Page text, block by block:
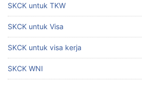
SKCK untuk TKW
SKCK untuk Visa
SKCK untuk visa kerja
SKCK WNI